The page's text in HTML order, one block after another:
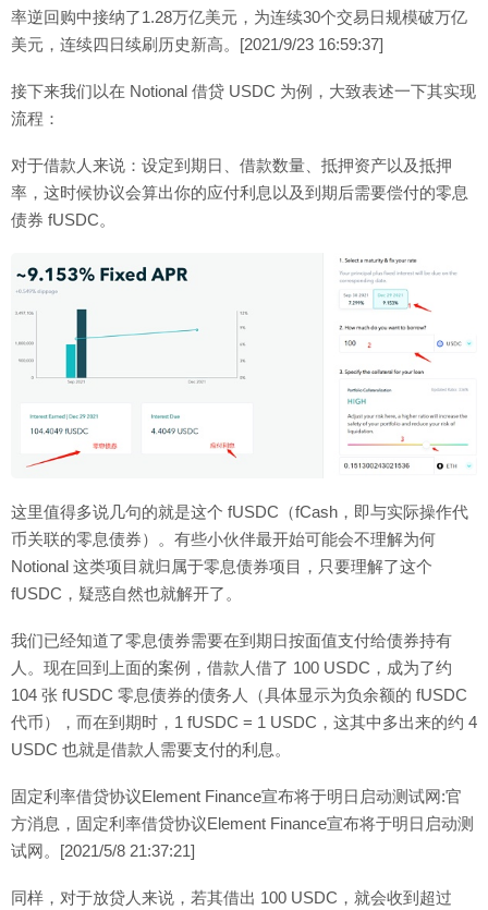
率逆回购中接纳了1.28万亿美元，为连续30个交易日规模破万亿
美元，连续四日续刷历史新高。[2021/9/23 16:59:37]
接下来我们以在 Notional 借贷 USDC 为例，大致表述一下其实现
流程：
对于借款人来说：设定到期日、借款数量、抵押资产以及抵押
率，这时候协议会算出你的应付利息以及到期后需要偿付的零息
债券 fUSDC。
这里值得多说几句的就是这个 fUSDC（fCash，即与实际操作代
币关联的零息债券）。有些小伙伴最开始可能会不理解为何
Notional 这类项目就归属于零息债券项目，只要理解了这个
fUSDC，疑惑自然也就解开了。
我们已经知道了零息债券需要在到期日按面值支付给债券持有
人。现在回到上面的案例，借款人借了 100 USDC，成为了约
104 张 fUSDC 零息债券的债务人（具体显示为负余额的 fUSDC
代币），而在到期时，1 fUSDC = 1 USDC，这其中多出来的约 4
USDC 也就是借款人需要支付的利息。
固定利率借贷协议Element Finance宣布将于明日启动测试网:官
方消息，固定利率借贷协议Element Finance宣布将于明日启动测
试网。[2021/5/8 21:37:21]
同样，对于放贷人来说，若其借出 100 USDC，就会收到超过